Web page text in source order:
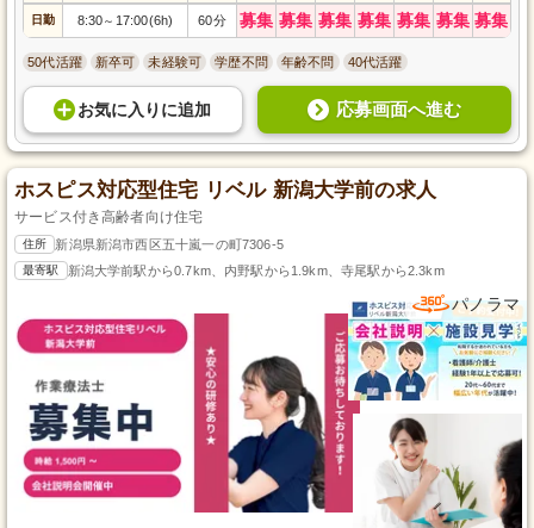
日勤 8:30～ 17:00(6h) 60分 募集 募集 募集 募集 募集 募集 募集
50代活躍 新卒可 未経験可 学歴不問 年齢不問 40代活躍
お気に入り に追加 応募画面へ進む
ホスピス対応型住宅 リベル 新潟大学前の求人
サービス付き高齢者向け住宅
住所 新潟県新潟市西区五十嵐一の町7306-5
最寄駅 新潟大学前駅から0.7km、内野駅から1.9km、寺尾駅から2.3km
パノラマ